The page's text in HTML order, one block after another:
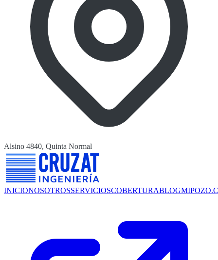
Alsino 4840, Quinta Normal
INICIONOSOTROSSERVICIOSCOBERTURABLOG